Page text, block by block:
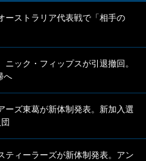
ーストラリア代表戦で「相手の
ック・フィップスが引退撤回。
へ
ーズ東葛が新体制発表。新加入選
ティーラーズが新体制発表。アン